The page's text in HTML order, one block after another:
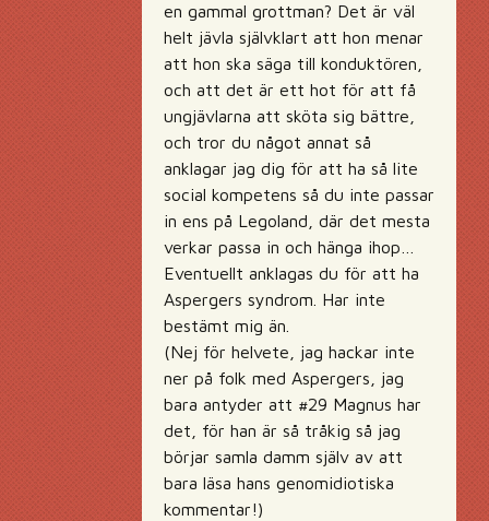
en gammal grottman? Det är väl
helt jävla självklart att hon menar
att hon ska säga till konduktören,
och att det är ett hot för att få
ungjävlarna att sköta sig bättre,
och tror du något annat så
anklagar jag dig för att ha så lite
social kompetens så du inte passar
in ens på Legoland, där det mesta
verkar passa in och hänga ihop…
Eventuellt anklagas du för att ha
Aspergers syndrom. Har inte
bestämt mig än.
(Nej för helvete, jag hackar inte
ner på folk med Aspergers, jag
bara antyder att #29 Magnus har
det, för han är så tråkig så jag
börjar samla damm själv av att
bara läsa hans genomidiotiska
kommentar!)